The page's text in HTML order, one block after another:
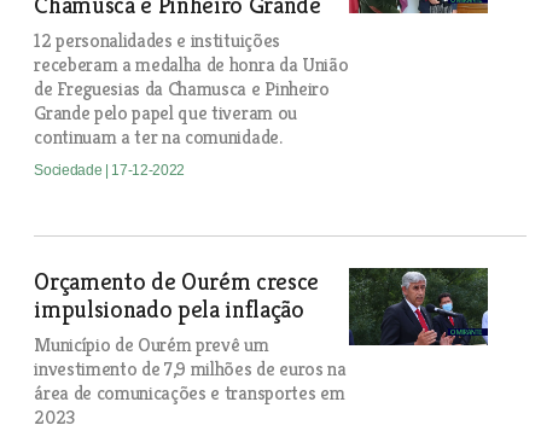
12 personalidades e instituições
receberam a medalha de honra da União
de Freguesias da Chamusca e Pinheiro
Grande pelo papel que tiveram ou
continuam a ter na comunidade.
Sociedade | 17-12-2022
Orçamento de Ourém cresce
impulsionado pela inflação
Município de Ourém prevê um
investimento de 7,9 milhões de euros na
área de comunicações e transportes em
2023